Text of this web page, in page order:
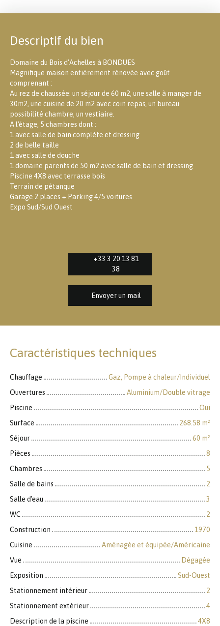
Descriptif du bien
Domaine du Bois d'Achelles à BONDUES
Magnifique maison entièrement rénovée avec goût
comprenant :
Au rez de chaussée: un séjour de 60 m2, une salle à manger de
30m2, une cuisine de 20 m2 avec coin repas, un bureau
possibilité chambre, un vestiaire.
A l'étage, 5 chambres dont :
1 avec salle de bain complète et dressing
2 de belle taille
1 avec salle de douche
1 domaine parents de 50 m2 avec salle de bain et dressing
Piscine 4X8 avec terrasse bois
Terrain de pétanque
Garage 2 places + Parking 4/5 voitures
Expo Sud/Sud Ouest
+33 3 20 13 81
38
Envoyer un mail
Caractéristiques techniques
Chauffage
Gaz, Pompe à chaleur/Individuel
Ouvertures
Aluminium/Double vitrage
Piscine
Oui
Surface
268.58 m²
Séjour
60 m²
Pièces
8
Chambres
5
Salle de bains
2
Salle d'eau
3
WC
2
Construction
1970
Cuisine
Aménagée et équipée/Américaine
Vue
Dégagée
Exposition
Sud-Ouest
Stationnement intérieur
2
Stationnement extérieur
4
Description de la piscine
4X8